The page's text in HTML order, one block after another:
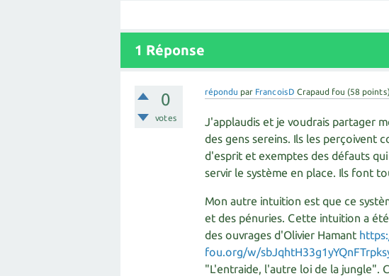
1 Réponse
0
votes
répondu par FrancoisD Crapaud fou (58 points)
J'applaudis et je voudrais partager
des gens sereins. Ils les perçoivent
d'esprit et exemptes des défauts
servir le système en place. Ils font
Mon autre intuition est que ce
et des pénuries. Cette intuition a
des ouvrages d'Olivier Hamant
fou.org/w/
"L'entraide, l'autre loi de la jungle".